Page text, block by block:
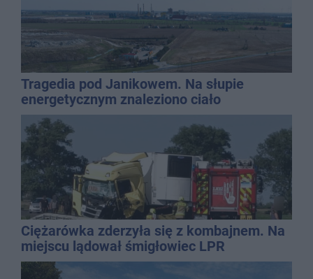
Tragedia pod Janikowem. Na słupie
energetycznym znaleziono ciało
mężczyzny
Ciężarówka zderzyła się z kombajnem. Na
miejscu lądował śmigłowiec LPR